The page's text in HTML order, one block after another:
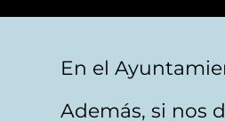
En el
Además, si nos